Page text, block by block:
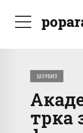
ШОУБИЗ
трка